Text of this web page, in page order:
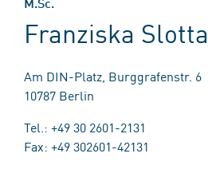
Franziska Slotta
Am DIN-Platz, Burggrafenstr. 6
10787 Berlin
Tel.: +49 30 2601-2131
Fax: +49 302601-42131